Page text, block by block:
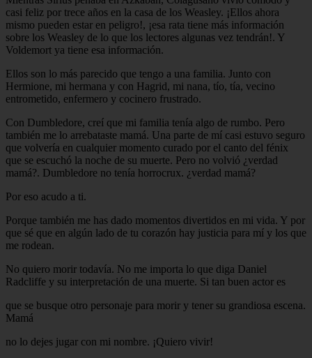
casi feliz por trece años en la casa de los Weasley. ¡Ellos ahora
mismo pueden estar en peligro!, ¡esa rata tiene más información
sobre los Weasley de lo que los lectores algunas vez tendrán!. Y
Voldemort ya tiene esa información.
Ellos son lo más parecido que tengo a una familia. Junto con
Hermione, mi hermana y con Hagrid, mi nana, tío, tía, vecino
entrometido, enfermero y cocinero frustrado.
Con Dumbledore, creí que mi familia tenía algo de rumbo. Pero
también me lo arrebataste mamá. Una parte de mí casi estuvo seguro
que volvería en cualquier momento curado por el canto del fénix
que se escuchó la noche de su muerte. Pero no volvió ¿verdad
mamá?. Dumbledore no tenía horrocrux. ¿verdad mamá?
Por eso acudo a ti.
Porque también me has dado momentos divertidos en mi vida. Y por
que sé que en algún lado de tu corazón hay justicia para mí y los que
me rodean.
No quiero morir todavía. No me importa lo que diga Daniel
Radcliffe y su interpretación de una muerte. Si tan buen actor es
que se busque otro personaje para morir y tener su grandiosa escena.
Mamá
no lo dejes jugar con mi nombre. ¡Quiero vivir!